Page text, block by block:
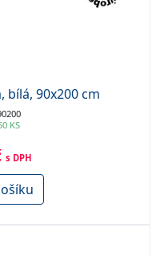
90x200 cm
KS
s DPH